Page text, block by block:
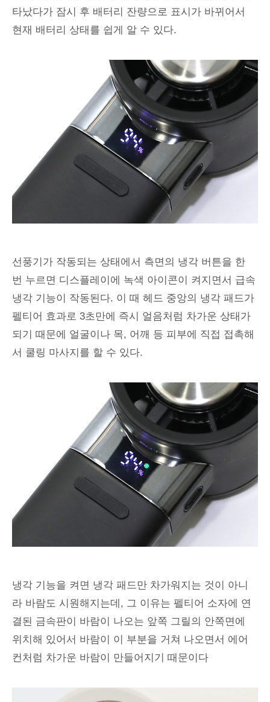
타났다가 잠시 후 배터리 잔량으로 표시가 바뀌어서
현재 배터리 상태를 쉽게 알 수 있다.
선풍기가 작동되는 상태에서 측면의 냉각 버튼을 한
번 누르면 디스플레이에 녹색 아이콘이 켜지면서 급속
냉각 기능이 작동된다. 이 때 헤드 중앙의 냉각 패드가
펠티어 효과로 3초만에 즉시 얼음처럼 차가운 상태가
되기 때문에 얼굴이나 목, 어깨 등 피부에 직접 접촉해
서 쿨링 마사지를 할 수 있다.
냉각 기능을 켜면 냉각 패드만 차가워지는 것이 아니
라 바람도 시원해지는데, 그 이유는 펠티어 소자에 연
결된 금속판이 바람이 나오는 앞쪽 그릴의 안쪽면에
위치해 있어서 바람이 이 부분을 거쳐 나오면서 에어
컨처럼 차가운 바람이 만들어지기 때문이다